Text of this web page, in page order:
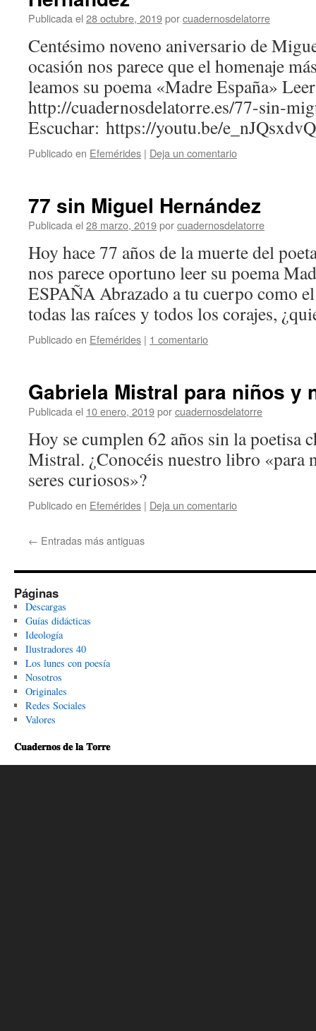
Publicada el 28 octubre, 2019porcuadernosdelatorre
Centésimo noveno aniversario de
ocasión nos parece que el homenaje
leamos su poema «Madre España»
http://cuadernosdelatorre.es/77-sin-
Escuchar: https://youtu.be/
Publicado en Efemérides | Deja un comentario
77 sin Miguel Hernández
Publicada el 28 marzo, 2019porcuadernosdelatorre
Hoy hace 77 años de la muerte del
nos parece oportuno leer su poema
ESPAÑA Abrazado a tu cuerpo como
todas las raíces y todos los corajes,
Publicado en Efemérides | 1 comentario
Gabriela Mistral para niños y
Publicada el 10 enero, 2019porcuadernosdelatorre
Hoy se cumplen 62 años sin la poetisa
Mistral. ¿Conocéis nuestro libro
seres curiosos»?
Publicado en Efemérides | Deja un comentario
← Entradas más antiguas
Páginas
Descargas
Guías didácticas
Ideología
Ilustradores 40
Los lunes con poesía
Nosotros
Originales
Redes Sociales
Valores
𝐂𝐮𝐚𝐝𝐞𝐫𝐧𝐨𝐬 𝐝𝐞 𝐥𝐚 𝐓𝐨𝐫𝐫𝐞